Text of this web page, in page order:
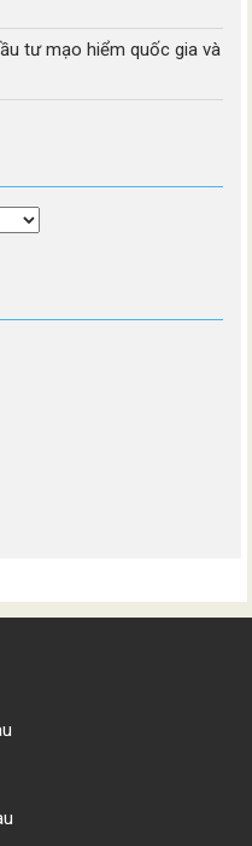
tư mạo hiểm quốc gia và